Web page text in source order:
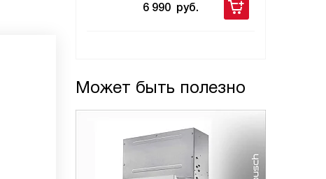
6 990 руб.
Может быть полезно